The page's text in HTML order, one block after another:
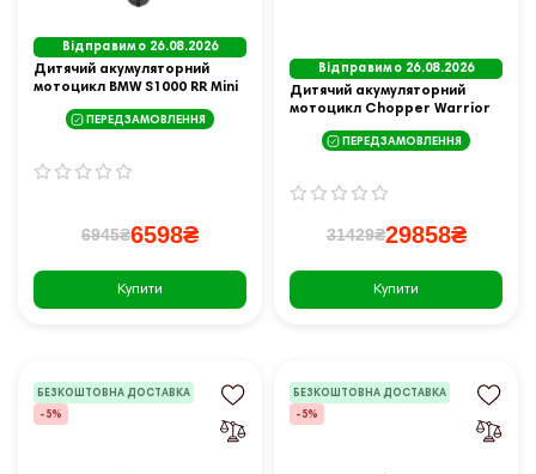
Відправимо 26.08.2026
Дитячий акумуляторний
мотоцикл BMW S1000 RR Mini
ПЕРЕДЗАМОВЛЕННЯ
6945₴6598₴
Купити
Відправимо 26.08.2026
Дитячий акумуляторний
мотоцикл Chopper Warrior
ПЕРЕДЗАМОВЛЕННЯ
31429₴29858₴
Купити
БЕЗКОШТОВНА ДОСТАВКА
-5%
БЕЗКОШТОВНА ДОСТАВКА
-5%